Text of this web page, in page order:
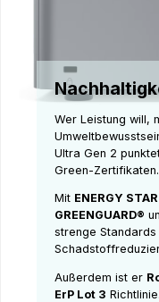
Wer Leistung will,
Ultra Gen 2
Green-Zertifikaten.
Mit ENERGY
GREENGUARD®
strenge
Außerdem ist er
ErP Lot 3 Richtlinie.